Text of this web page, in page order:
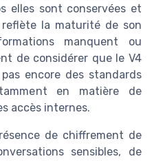
elles sont conservées et
la maturité de son
manquent ou
de considérer que le V4
encore des standards
en matière de
accès internes.
de chiffrement de
sensibles, de